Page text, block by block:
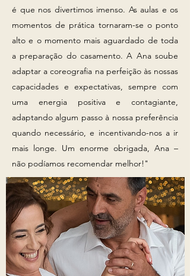
é que nos divertimos imenso. As aulas e os
momentos de prática tornaram-se o ponto
alto e o momento mais aguardado de toda
a preparação do casamento. A Ana soube
adaptar a coreografia na perfeição às nossas
capacidades e expectativas, sempre com
uma energia positiva e contagiante,
adaptando algum passo à nossa preferência
quando necessário, e incentivando-nos a ir
mais longe. Um enorme obrigada, Ana –
não podíamos recomendar melhor!"